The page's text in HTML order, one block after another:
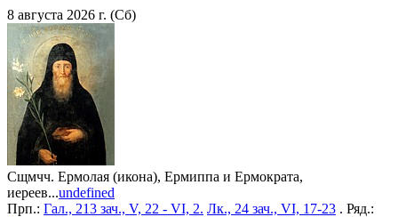
8 августа 2026 г. (Сб)
Сщмчч. Ермолая (икона), Ермиппа и Ермократа,
иереев...undefined
Прп.: Гал., 213 зач., V, 22 - VI, 2. Лк., 24 зач., VI, 17-23 . Ряд.: